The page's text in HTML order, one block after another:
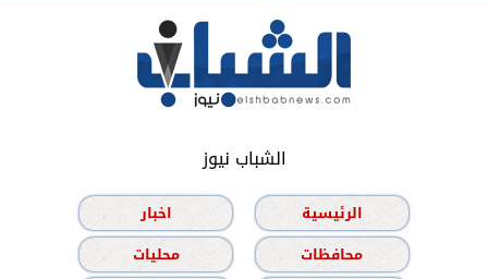
الشباب نيوز
الرئيسية
اخبار
محافظات
محليات